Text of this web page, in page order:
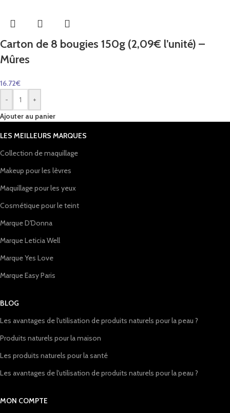
Carton de 8 bougies 150g (2,09€ l’unité) –
Mûres
16.72€
-
+
Ajouter au panier
LES MEILLEURS MARQUES
Collection de maquillage
Makeup pour les lèvres
Maquillage pour les yeux
Cosmétique pour le teint
Marque D'Donna
Marque Leticia Well
Marque Yes Love
Marque Easy Paris
BLOG
Les avantages de l'utilisation de produits naturels pour la peau ?
Produits naturels pour la maison
Les produits naturels pour la santé
Les avantages de l'utilisation de produits naturels pour la peau ?
MON COMPTE